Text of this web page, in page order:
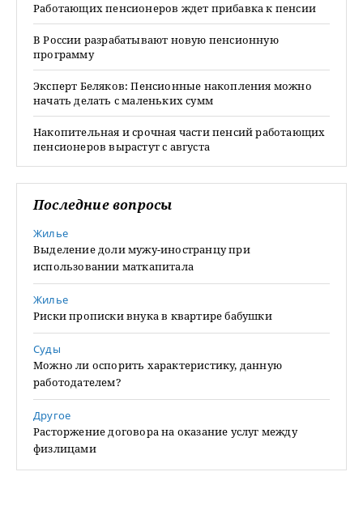
Работающих пенсионеров ждет прибавка к пенсии
В России разрабатывают новую пенсионную
программу
Эксперт Беляков: Пенсионные накопления можно
начать делать с маленьких сумм
Накопительная и срочная части пенсий работающих
пенсионеров вырастут с августа
Последние вопросы
Жилье
Выделение доли мужу-иностранцу при
использовании маткапитала
Жилье
Риски прописки внука в квартире бабушки
Суды
Можно ли оспорить характеристику, данную
работодателем?
Другое
Расторжение договора на оказание услуг между
физлицами